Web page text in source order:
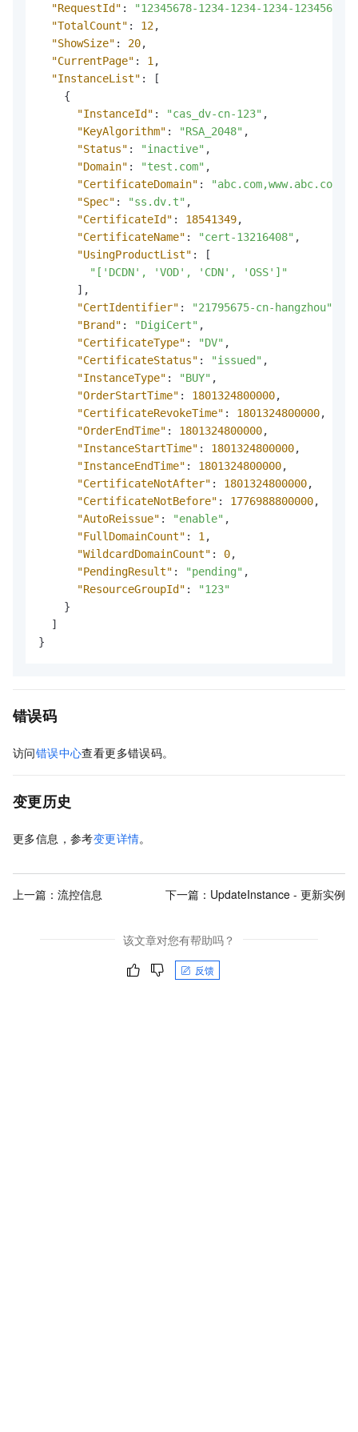
"RequestId" :
"12345678-1234-1234-1234-
"TotalCount" : 12,
"ShowSize" : 20,
"CurrentPage" : 1 ,
"InstanceList" :
[
{
"InstanceId" : "cas_dv-cn-123" ,
"KeyAlgorithm" : "RSA_2048" ,
"Status" : "inactive" ,
"Domain" : "test.com" ,
"CertificateDomain" : "abc.com,www.abc.com"
"Spec" : "ss.dv.t" ,
"CertificateId" : 18541349,
"CertificateName" : "cert-13216408" ,
"UsingProductList" :
[
"['DCDN', 'VOD', 'CDN', 'OSS']"
] ,
"CertIdentifier" : "21795675-cn-hangzhou"
"Brand" : "DigiCert" ,
"CertificateType" : "DV" ,
"CertificateStatus" : "issued" ,
"InstanceType" : "BUY" ,
"OrderStartTime" : 1801324800000,
"CertificateRevokeTime" : 1801324800000,
"OrderEndTime" : 1801324800000,
"InstanceStartTime" : 1801324800000,
"InstanceEndTime" : 1801324800000,
"CertificateNotAfter" : 1801324800000,
"CertificateNotBefore" : 1776988800000,
"AutoReissue" : "enable" ,
"FullDomainCount" : 1 ,
"WildcardDomainCount" : 0,
"PendingResult" : "pending" ,
"ResourceGroupId" :
"123"
}
]
}
错误码
访问错误中心查看更多错误码。
变更历史
更多信息，参考变更详情。
上一篇： 流控信息 下一篇： UpdateInstance - 更新实例
该文章对您有帮助吗？
反馈